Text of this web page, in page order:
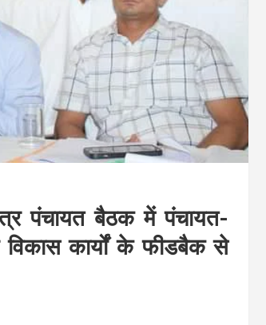
पंचायत बैठक में पंचायत-
विकास कार्यों के फीडबैक से